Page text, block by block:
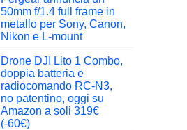
50mm f/1.4 full frame in
metallo per Sony, Canon,
Nikon e L-mount
Drone DJI Lito 1 Combo,
doppia batteria e
radiocomando RC-N3,
no patentino, oggi su
Amazon a soli 319€
(-60€)